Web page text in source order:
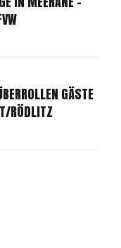
GÄSTE
RÖDLITZ